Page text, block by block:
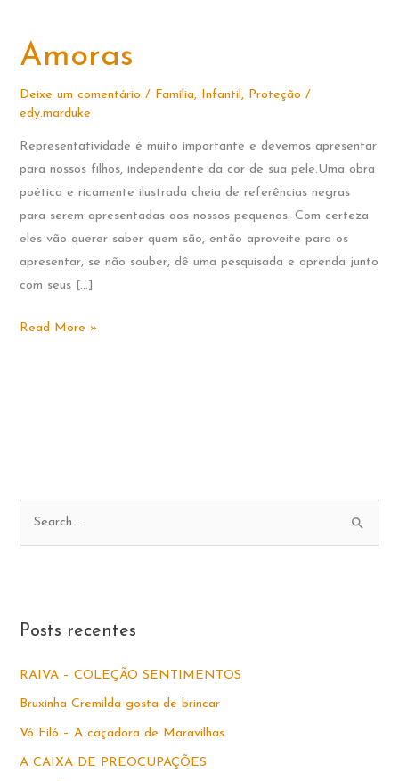
Amoras
Deixe um comentário / Família, Infantil , Proteção /
edy.marduke
Representatividade é muito importante e devemos apresentar
para nossos filhos, independente da cor de sua pele.Uma obra
poética e ricamente ilustrada cheia de referências negras
para serem apresentadas aos nossos pequenos. Com certeza
eles vão querer saber quem são, então aproveite para os
apresentar, se não souber, dê uma pesquisada e aprenda junto
com seus […]
Amoras
Read More »
s
o
Posts recentes
RAIVA – COLEÇÃO SENTIMENTOS
Bruxinha Cremilda gosta de brincar
Vó Filó – A caçadora de Maravilhas
A CAIXA DE PREOCUPAÇÕES